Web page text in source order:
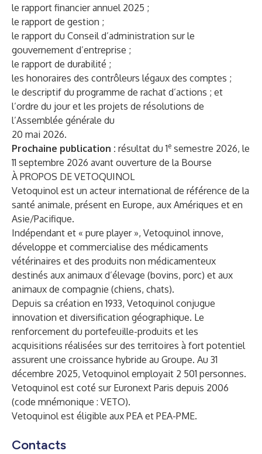
le rapport financier annuel 2025 ;
le rapport de gestion ;
le rapport du Conseil d’administration sur le
gouvernement d’entreprise ;
le rapport de durabilité ;
les honoraires des contrôleurs légaux des comptes ;
le descriptif du programme de rachat d’actions ; et
l’ordre du jour et les projets de résolutions de
l’Assemblée générale du
20 mai 2026.
Prochaine publication : résultat du 1e semestre 2026, le
11 septembre 2026 avant ouverture de la Bourse
À PROPOS DE VETOQUINOL
Vetoquinol est un acteur international de référence de la
santé animale, présent en Europe, aux Amériques et en
Asie/Pacifique.
Indépendant et « pure player », Vetoquinol innove,
développe et commercialise des médicaments
vétérinaires et des produits non médicamenteux
destinés aux animaux d’élevage (bovins, porc) et aux
animaux de compagnie (chiens, chats).
Depuis sa création en 1933, Vetoquinol conjugue
innovation et diversification géographique. Le
renforcement du portefeuille-produits et les
acquisitions réalisées sur des territoires à fort potentiel
assurent une croissance hybride au Groupe. Au 31
décembre 2025, Vetoquinol employait 2 501 personnes.
Vetoquinol est coté sur Euronext Paris depuis 2006
(code mnémonique : VETO).
Vetoquinol est éligible aux PEA et PEA-PME.
Contacts